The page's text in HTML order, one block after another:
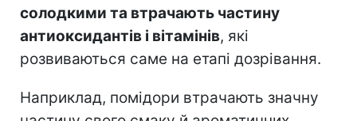
солодкими та втрачають частину
антиоксидантів і вітамінів, які
розвиваються саме на етапі дозрівання.
Наприклад, помідори втрачають значну